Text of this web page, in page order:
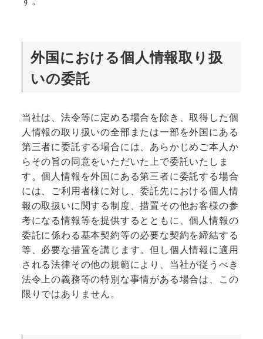
外国における個人情報取り扱
いの委託
当社は、法令等に定める場合を除き、取得した個
人情報の取り扱いの全部または一部を外国にある
第三者に委託する場合には、あらかじめご本人か
らその旨の同意をいただいた上で委託いたしま
す。個人情報を外国にある第三者に委託する場合
には、ご利用者様に対し、委託先における個人情
報の取扱いに関する制度、措置その他お客様の参
考になる情報等を提供するとともに、個人情報の
委託に係わる基本契約等の必要な契約を締結する
等、必要な措置を講じます。但し個人情報に適用
される法律その他の規範により、当社が従うべき
法令上の義務等の特別な事情がある場合は、この
限りではありません。